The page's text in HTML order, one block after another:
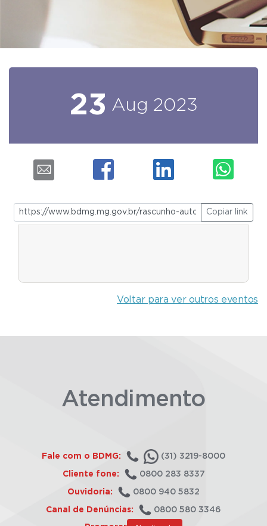
23 Aug 2023
Copiar link
Voltar para ver outros eventos
Atendimento
Fale com o BDMG: (31) 3219-8000
Cliente fone: 0800 283 8337
Ouvidoria: 0800 940 5832
Canal de Denúncias: 0800 580 3346